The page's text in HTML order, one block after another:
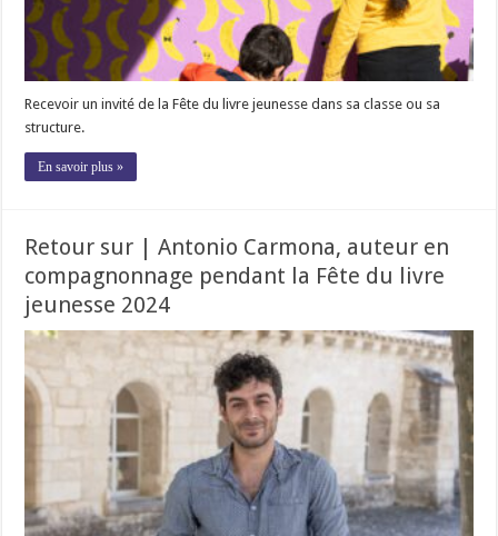
Recevoir un invité de la Fête du livre jeunesse dans sa classe ou sa
structure.
En savoir plus »
Retour sur | Antonio Carmona, auteur en
compagnonnage pendant la Fête du livre
jeunesse 2024